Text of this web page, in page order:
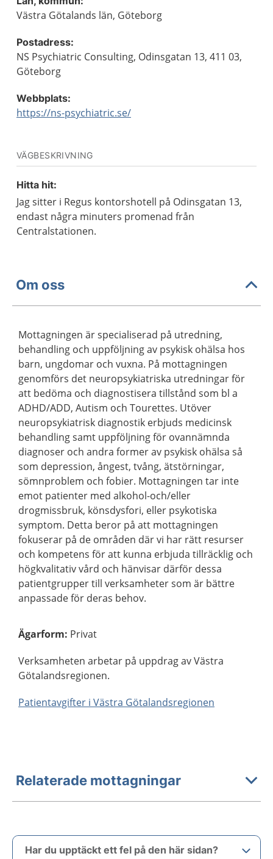
Västra Götalands län, Göteborg
Postadress:
NS Psychiatric Consulting, Odinsgatan 13, 411 03,
Göteborg
Webbplats:
https://ns-psychiatric.se/
VÄGBESKRIVNING
Hitta hit:
Jag sitter i Regus kontorshotell på Odinsgatan 13,
endast några minuters promenad från
Centralstationen.
Om oss
Mottagningen är specialiserad på utredning,
behandling och uppföljning av psykisk ohälsa hos
barn, ungdomar och vuxna. På mottagningen
genomförs det neuropsykiatriska utredningar för
att bedöma och diagnostisera tillstånd som bl a
ADHD/ADD, Autism och Tourettes. Utöver
neuropsykiatrisk diagnostik erbjuds medicinsk
behandling samt uppföljning för ovannämnda
diagnoser och andra former av psykisk ohälsa så
som depression, ångest, tvång, ätstörningar,
sömnproblem och fobier. Mottagningen tar inte
emot patienter med alkohol-och/eller
drogmissbruk, könsdysfori, eller psykotiska
symptom. Detta beror på att mottagningen
fokuserar på de områden där vi har rätt resurser
och kompetens för att kunna erbjuda tillräcklig och
högkvalitativ vård och hänvisar därför dessa
patientgrupper till verksamheter som är bättre
anpassade för deras behov.
Ägarform: Privat
Verksamheten arbetar på uppdrag av Västra
Götalandsregionen.
Patientavgifter i Västra Götalandsregionen
Relaterade mottagningar
Har du upptäckt ett fel på den här sidan?